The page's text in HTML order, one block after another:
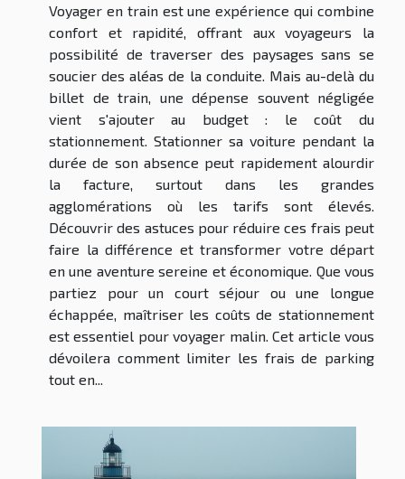
Voyager en train est une expérience qui combine
confort et rapidité, offrant aux voyageurs la
possibilité de traverser des paysages sans se
soucier des aléas de la conduite. Mais au-delà du
billet de train, une dépense souvent négligée
vient s'ajouter au budget : le coût du
stationnement. Stationner sa voiture pendant la
durée de son absence peut rapidement alourdir
la facture, surtout dans les grandes
agglomérations où les tarifs sont élevés.
Découvrir des astuces pour réduire ces frais peut
faire la différence et transformer votre départ
en une aventure sereine et économique. Que vous
partiez pour un court séjour ou une longue
échappée, maîtriser les coûts de stationnement
est essentiel pour voyager malin. Cet article vous
dévoilera comment limiter les frais de parking
tout en...